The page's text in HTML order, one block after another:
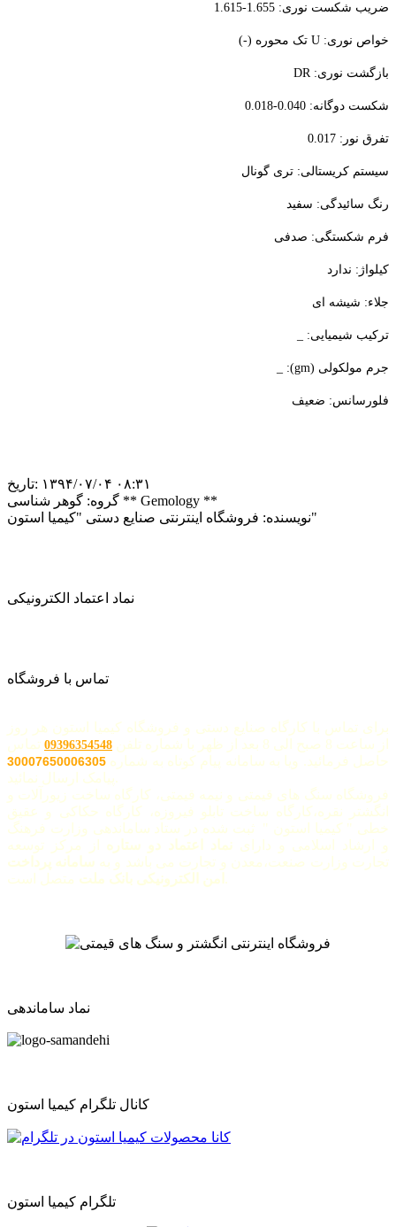
ضریب شکست نوری: 1.655-1.615
خواص نوری: U تک محوره (-)
بازگشت نوری: DR
شکست دوگانه: 0.040-0.018
تفرق نور: 0.017
سیستم کریستالی: تری گونال
رنگ سائیدگی: سفید
فرم شکستگی: صدفی
کیلواژ: ندارد
جلاء: شیشه ای
ترکیب شیمیایی: _
جرم مولکولی (gm
): _
فلورسانس: ضعیف
تاریخ: ‎۱۳۹۴/۰۷/۰۴ ۰۸:۳۱
گروه: گوهر شناسی ** Gemology **
نویسنده:فروشگاه اینترنتی صنایع دستی "کیمیا استون"
نماد اعتماد الکترونیکی
تماس با فروشگاه
برای تماس با کارگاه صنایع دستی و فروشگاه کیمیا استون هر روز
از ساعت 8 صبح الی 8 بعد از ظهر با شماره تلفن
09396354548 تماس
حاصل فرمائید. ویا به سامانه پیام کوتاه به شماره 30007650006305
فروشگاه سنگ های قیمتی و نیمه قیمتی، کارگاه ساخت زیورآلات و
انگشتر نقره،کارگاه ساخت تابلو فیروزه، کارگاه حکاکی و عقیق
خطی " کیمیا استون " ثبت شده در ستاد ساماندهی وزارت فرهنگ
و ارشاد اسلامی و دارای نماد اعتماد دو ستاره
از مرکز توسعه
تجارت وزارت صنعت،معدن و تجارت می باشد و به سامانه پرداخت
امن الکترونیکی بانک ملت
نماد ساماندهی
کانال تلگرام کیمیا استون
تلگرام کیمیا استون